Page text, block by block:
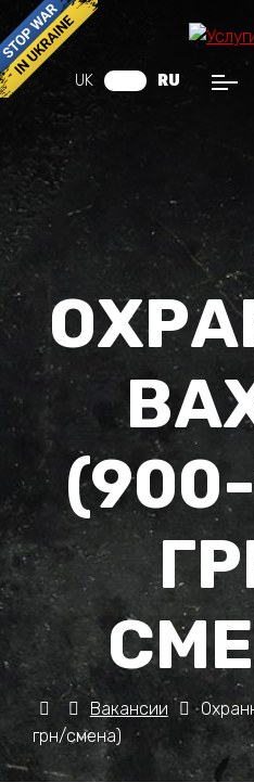
UK RU
Вакансии
грн/смена)